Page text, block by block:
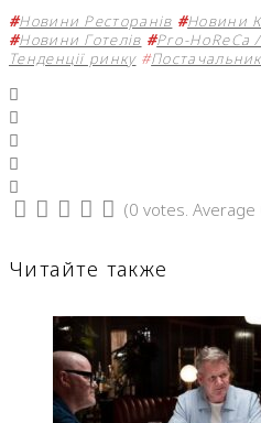
#Новини Ресторанів #Новини
#Новини Готелів #Pro-HoReCa /
Тенденції ринку #
(0 votes. Average
Читайте также